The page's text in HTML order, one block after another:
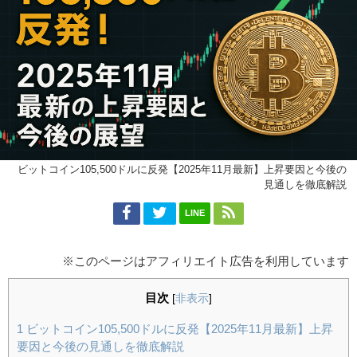
ビットコイン105,500ドルに反発【2025年11月最新】上昇要因と今後の
見通しを徹底解説
LINE
※このページはアフィリエイト広告を利用しています
目次 [非表示]
1
ビットコイン105,500ドルに反発【2025年11月最新】上昇
要因と今後の見通しを徹底解説